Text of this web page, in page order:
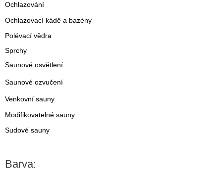
Ochlazování
Ochlazovací kádě a bazény
Polévací vědra
Sprchy
Saunové osvětlení
Saunové ozvučení
Venkovní sauny
Modifikovatelné sauny
Sudové sauny
Barva: